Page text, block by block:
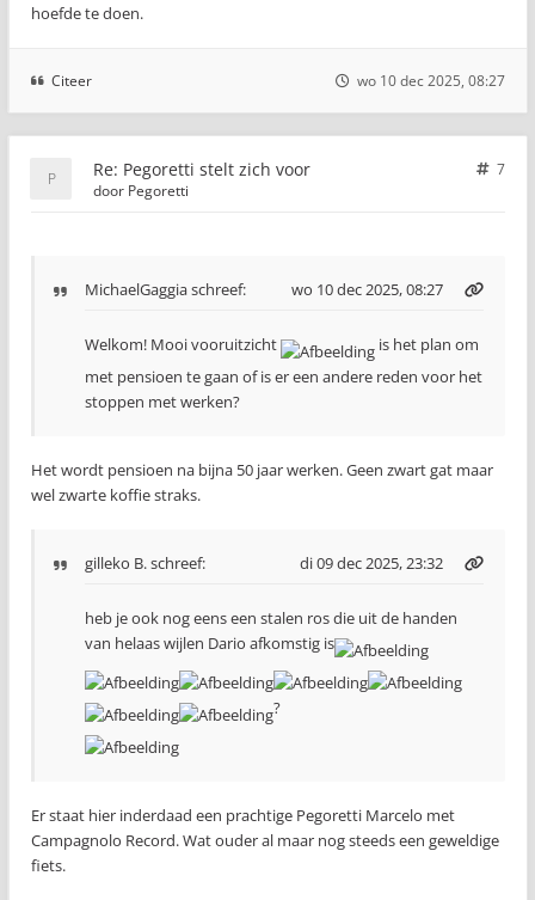
hoefde te doen.
Citeer wo 10 dec 2025, 08:27
Re: Pegoretti stelt zich voor
7
door Pegoretti
MichaelGaggiaschreef: wo 10 dec 2025, 08:27
Welkom! Mooi vooruitzicht
is het plan om
met pensioen te gaan of is er een andere reden voor het
stoppen met werken?
Het wordt pensioen na bijna 50 jaar werken. Geen zwart gat maar
wel zwarte koffie straks.
gilleko B.schreef: di 09 dec 2025, 23:32
heb je ook nog eens een stalen ros die uit de handen
van helaas wijlen Dario afkomstig is
?
Er staat hier inderdaad een prachtige Pegoretti Marcelo met
Campagnolo Record. Wat ouder al maar nog steeds een geweldige
fiets.